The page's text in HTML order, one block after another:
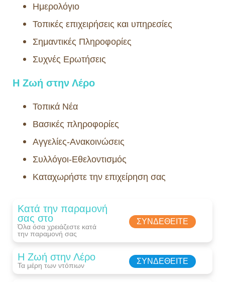
Ημερολόγιο
Τοπικές επιχειρήσεις και υπηρεσίες
Σημαντικές Πληροφορίες
Συχνές Ερωτήσεις
Η Ζωή στην Λέρο
Τοπικά Νέα
Βασικές πληροφορίες
Αγγελίες-Ανακοινώσεις
Συλλόγοι-Εθελοντισμός
Καταχωρήστε την επιχείρηση σας
Κατά την παραμονή
σας στο
Όλα όσα χρειάζεστε κατά
την παραμονή σας​
ΣΥΝΔΕΘΕΊΤΕ
Η Ζωή στην Λέρο
Τα μέρη των ντόπιων ΣΥΝΔΕΘΕΊΤΕ